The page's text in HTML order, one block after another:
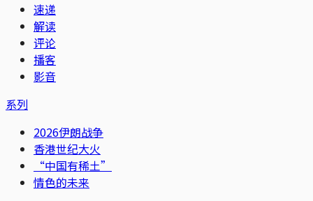
速递
解读
评论
播客
影音
系列
2026伊朗战争
香港世纪大火
“中国有稀土”
情色的未来